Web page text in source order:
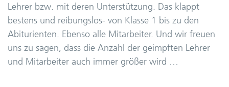
Lehrer bzw. mit deren Unterstützung. Das klappt
bestens und reibungslos- von Klasse 1 bis zu den
Abiturienten. Ebenso alle Mitarbeiter. Und wir freuen
uns zu sagen, dass die Anzahl der geimpften Lehrer
und Mitarbeiter auch immer größer wird …